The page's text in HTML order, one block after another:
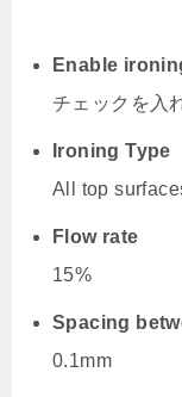
Enable
チェックを入
Ironing Type
All top
Flow rate
15%
Spacing
0.1mm